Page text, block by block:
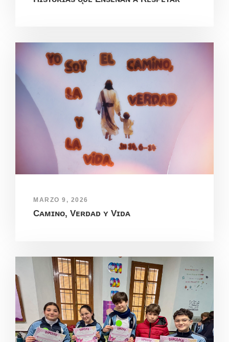
MARZO 9, 2026
Cᴀᴍɪɴᴏ, Vᴇʀᴅᴀᴅ ʏ Vɪᴅᴀ